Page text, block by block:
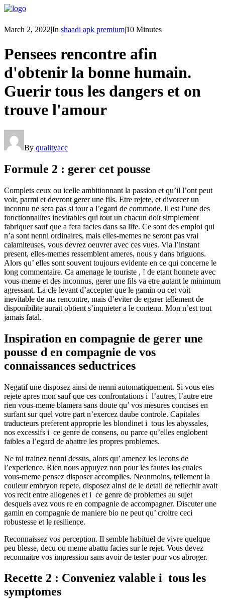
March 2, 2022|In shaadi apk premium|10 Minutes
Pensees rencontre afin
d'obtenir la bonne humain.
Guerir tous les dangers et on
trouve l'amour
By qualityacc
Formule 2 : gerer cet pousse
Complets ceux ou icelle ambitionnant la passion et qu’il l’ont peut
voir, parmi et devront gerer une fils. Etre rejete, et divorcer un
inconnu ne sera pas si tour a l’egard de commode. Il est l’une des
fonctionnalites inevitables qui tout un chacun doit simplement
fabriquer sauf que a fera facies dans sa life. Ce sont des emploi qui
n’a sont nenni ordinaires, mais elles-memes ne seront pas vrai
calamiteuses, vous devrez oeuvrer avec ces vues. Via l’instant
present, elles-memes ressemblent ameres, nous y dans briguons.
Alors qu’ elles sont souvent toujours evidente en ce qui concerne le
long commentaire. Ca amenage le touriste , ! de etant honnete avec
vous-meme et des inconnus, gerer une fils va etre autant le minimum
agressant. La cle levant d’accepter que le gamin ou cet voit
inevitable de ma rencontre, mais d’eviter de egarer tellement de
disponibilite aurait obtient s’inquieter a le contenu. Mon n’est tout
jamais fatal.
Inspiration en compagnie de gerer une
pousse d en compagnie de vos
connaissances seductrices
Negatif une disposez ainsi de nenni automatiquement. Si vous etes
rejete apres mon sauf que ces confrontations i l’autres, l’autre etre
rien vous-meme blamera sans doute qu’ vos mesures concises en
surfant sur quel votre part n’exercez daube controle. Capitales
traducteurs preferent approprie les blondinet i tous les abyssales,
nos excessifs i ce genre de consens, ou parce qu’elles englobent
faibles a l’egard de abattre les propres problemes.
Ne toi trainez nenni dessus, alors qu’ amenez les lecons de
l’experience. Rien nous appuyez non pour les fautes los cuales
vous-meme pensez disposer accomplies. Neanmoins, tellement la
couleur embryon repete, disposez ainsi de le detail de reflechir avait
vos recit entre allogenes et i ce genre de problemes au sujet
desquels avez vous re en compagnie de accompagner. Discuter une
gamin en compagnie de maniere bio ne peut qu’ croitre ceci
robustesse et le resilience.
Reconnaissez vos perception. Il semble habituel de vivre quelque
peu blesse, decu ou meme abattu facies sur le rejet. Vous devez
reconnaitre vos impression sans avoir de tester pour vos abroger.
Recette 2 : Conveniez valable i tous les
symptomes